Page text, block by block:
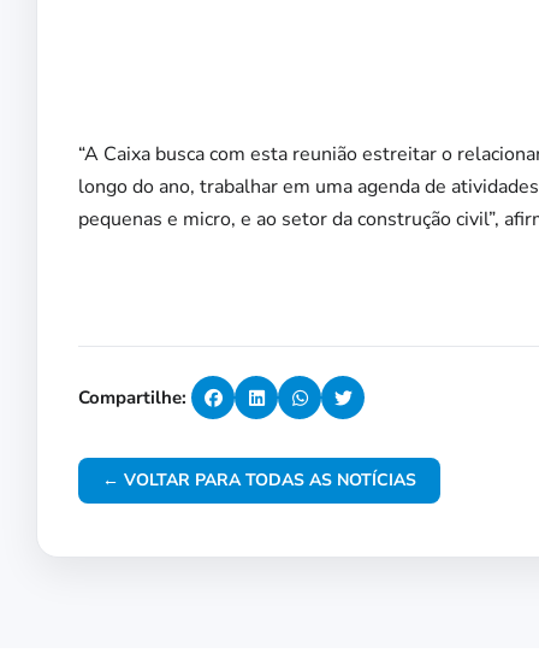
“A Caixa busca com esta reunião estreitar o
longo do ano, trabalhar em uma agenda de
pequenas e micro, e ao setor da construção civil”,
Compartilhe:
← VOLTAR PARA TODAS AS NOTÍCIAS